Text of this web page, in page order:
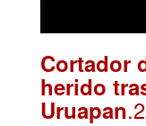
Cortador
herido
Uruapan